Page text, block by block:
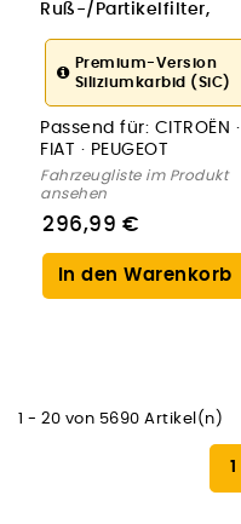
Ruß-/Partikelfilter,
Abgasanlage
Premium-Version
Siliziumkarbid (SiC)
Passend für: CITROËN ·
FIAT · PEUGEOT
Fahrzeugliste im Produkt
ansehen
296,99 €
In den Warenkorb
1 - 20 von 5690 Artikel(n)
1